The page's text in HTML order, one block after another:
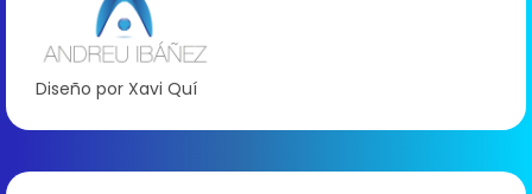
Diseño por Xavi Quí